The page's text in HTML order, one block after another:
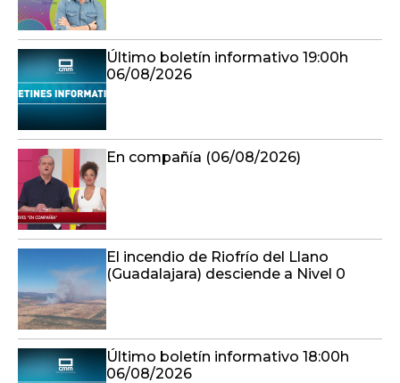
Último boletín informativo 19:00h
06/08/2026
En compañía (06/08/2026)
El incendio de Riofrío del Llano
(Guadalajara) desciende a Nivel 0
Último boletín informativo 18:00h
06/08/2026